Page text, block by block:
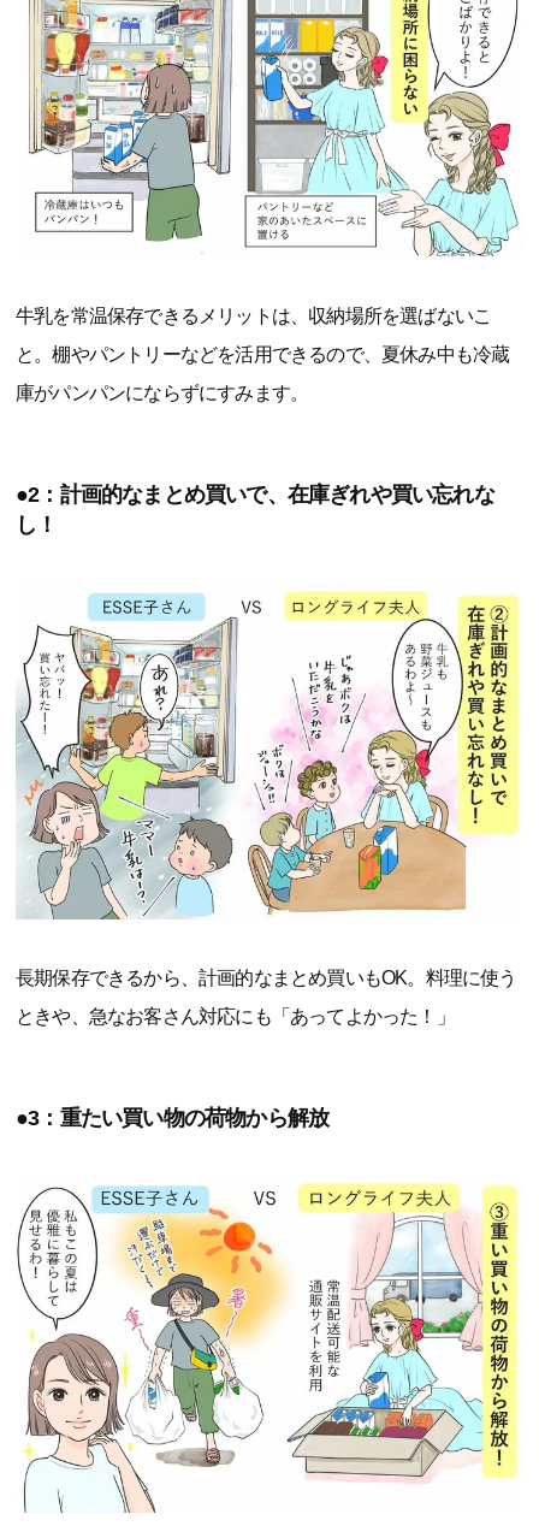
牛乳を常温保存できるメリットは、収納場所を選ばないこ
と。棚やパントリーなどを活用できるので、夏休み中も冷蔵
庫がパンパンにならずにすみます。
●2：計画的なまとめ買いで、在庫ぎれや買い忘れな
し！
長期保存できるから、計画的なまとめ買いもOK。料理に使う
ときや、急なお客さん対応にも「あってよかった！」
●3：重たい買い物の荷物から解放